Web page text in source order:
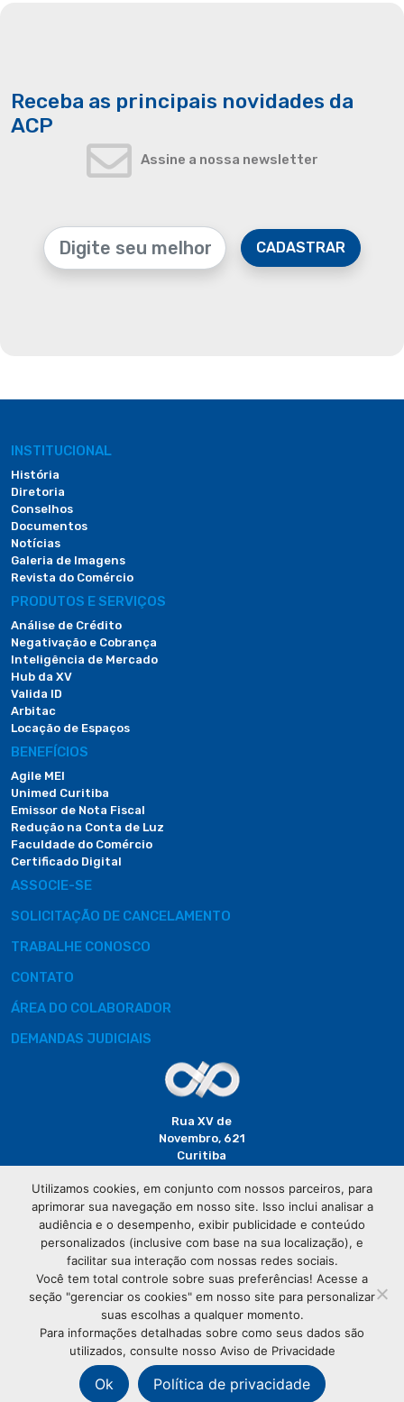
Receba as principais novidades da
ACP
Assine a nossa newsletter
CADASTRAR
INSTITUCIONAL
História
Diretoria
Conselhos
Documentos
Notícias
Galeria de Imagens
Revista do Comércio
PRODUTOS E SERVIÇOS
Análise de Crédito
Negativação e Cobrança
Inteligência de Mercado
Hub da XV
Valida ID
Arbitac
Locação de Espaços
BENEFÍCIOS
Agile MEI
Unimed Curitiba
Emissor de Nota Fiscal
Redução na Conta de Luz
Faculdade do Comércio
Certificado Digital
ASSOCIE-SE
SOLICITAÇÃO DE CANCELAMENTO
TRABALHE CONOSCO
CONTATO
ÁREA DO COLABORADOR
DEMANDAS JUDICIAIS
Rua XV de
Novembro, 621
Curitiba
(41) 3320-
2929
© CopyrightAssociação Comercial do Paraná - Todos os
direitos reservados
76.583.004/0001-01
Utilizamos cookies, em conjunto com nossos parceiros, para
aprimorar sua navegação em nosso site. Isso inclui analisar a
audiência e o desempenho, exibir publicidade e conteúdo
personalizados (inclusive com base na sua localização), e
facilitar sua interação com nossas redes sociais.
Você tem total controle sobre suas preferências! Acesse a
seção "gerenciar os cookies" em nosso site para personalizar
suas escolhas a qualquer momento.
Para informações detalhadas sobre como seus dados são
utilizados, consulte nosso Aviso de Privacidade
Ok Política de privacidade